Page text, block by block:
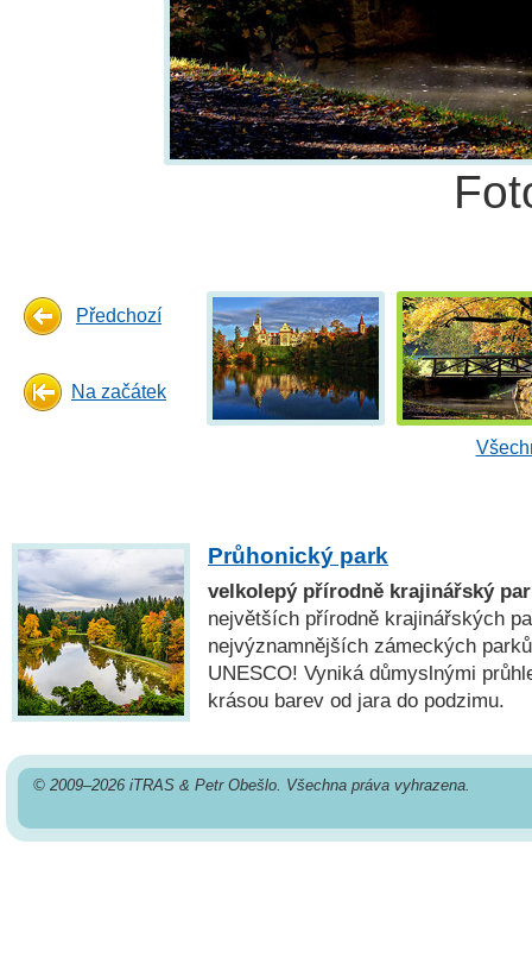
Předchozí
Na začátek
Průhonický park
velkolepý přírodně krajinářský
největších přírodně krajinářských
nejvýznamnějších zámeckých
UNESCO! Vyniká důmyslnými
krásou barev od jara do podzimu.
© 2009–2026 iTRAS & Petr Obešlo. Všechna práva vyhrazena.